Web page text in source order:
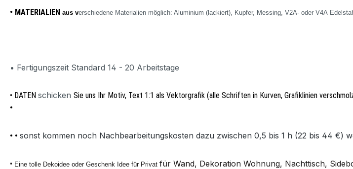
• MATERIALIEN aus verschiedene Materialien möglich: Aluminium (lackiert), Kupfer, Messing, V2A- oder V4A
• Fertigungszeit Standard 14 - 20 Arbeitstage
• DATEN schicken Sie uns Ihr Motiv, Text 1:1 als Vektorgrafik (alle Schriften in Kurven, Grafiklinien
•
• • sonst kommen noch Nachbearbeitungskosten dazu zwischen 0,5 bis 1 h (22 bis 44 €)
• Eine tolle Dekoidee oder Geschenk Idee für Privat für Wand, Dekoration Wohnung, Nachttisch,